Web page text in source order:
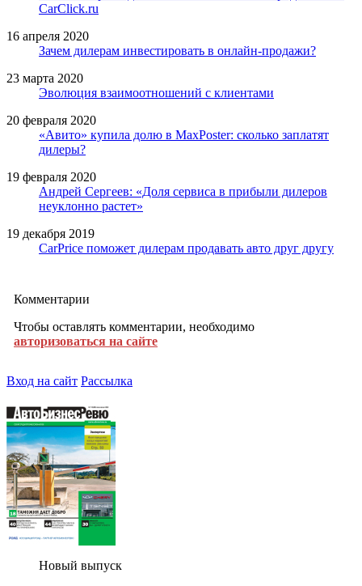
CarCliсk.ru
16 апреля 2020
Зачем дилерам инвестировать в онлайн-продажи?
23 марта 2020
Эволюция взаимоотношений с клиентами
20 февраля 2020
«Авито» купила долю в MaxPoster: сколько заплатят
дилеры?
19 февраля 2020
Андрей Сергеев: «Доля сервиса в прибыли дилеров
неуклонно растет»
19 декабря 2019
CarPrice поможет дилерам продавать авто друг другу
Комментарии
Чтобы оставлять комментарии, необходимо
авторизоваться на сайте
Вход на сайт Рассылка
Новый выпуск